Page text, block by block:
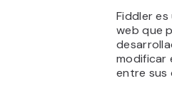
Fiddler
web que
modificar
entre sus